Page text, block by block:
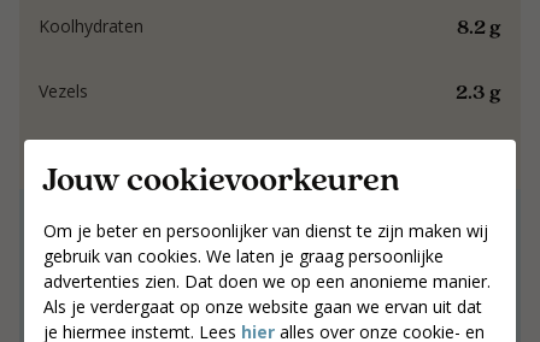
Jouw cookievoorkeuren
Om je beter en persoonlijker van dienst te zijn maken wij
gebruik van cookies. We laten je graag persoonlijke
advertenties zien. Dat doen we op een anonieme manier.
Als je verdergaat op onze website gaan we ervan uit dat
je hiermee instemt. Lees hier alles over onze cookie- en
8.2 g
Koolhydraten
2.3 g
Vezels
Samen werken aan
resultaat dat blijft.
Samen werken aan resultaat dat blijft.